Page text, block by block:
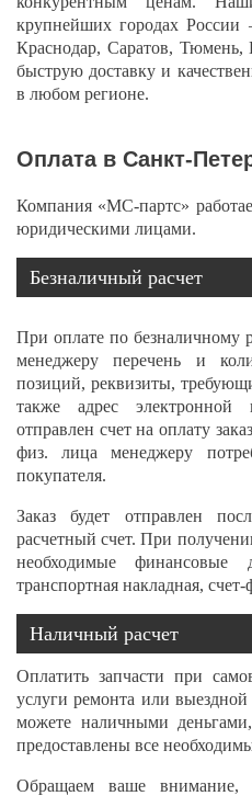
крупнейших городах
Краснодар, Саратов,
быструю доставку и
в любом регионе.
Оплата в Санкт-
Компания «МС-партс»
юридическими лицами.
Безналичный расчет
При оплате по безналичному
менеджеру перечень и
позиций, реквизиты,
также адрес
отправлен счет на оплату
физ. лица менеджеру
покупателя.
Заказ будет отправлен
расчетный счет. При
необходимые финансовые
транспортная накладная,
Наличный расчет
Оплатить запчасти при
услуги ремонта или
можете наличными
предоставлены все
Обращаем ваше внимание,